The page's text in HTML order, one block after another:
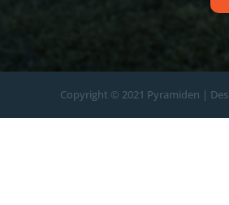
Copyright © 2021 Pyramiden |